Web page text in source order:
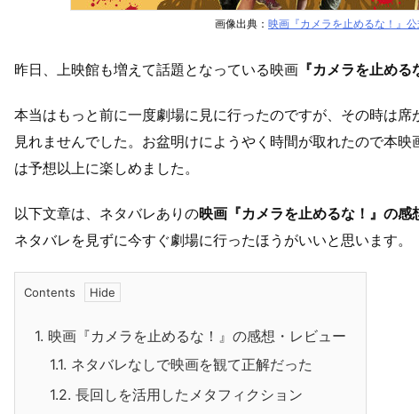
画像出典： 映画『カメラを止めるな！』公
昨日、上映館も増えて話題となっている映画 『カメラを止める
本当はもっと前に一度劇場に見に行ったのですが、その時は
見れませんでした。お盆明けにようやく時間が取れたので本
は予想以上に楽しめました。
以下文章は、ネタバレありの映画『カメラを止めるな！』の感
ネタバレを見ずに今すぐ劇場に行ったほうがいいと思います。
Contents
1. 映画『カメラを止めるな！』の感想・レビュー
1.1. ネタバレなしで映画を観て正解だった
1.2. 長回しを活用したメタフィクション